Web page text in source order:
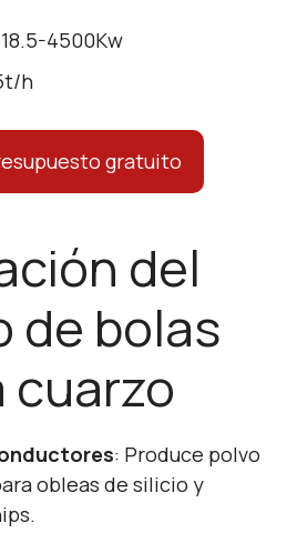
18.5-4500Kw
h
gratuito
del
de bolas
cuarzo
​: Produce polvo
obleas de silicio y